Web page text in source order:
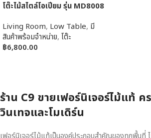
โต๊ะไม้สไตล์โอเปียม รุ่น MD8008
Living Room, Low Table, มี
สินค้าพร้อมจำหน่าย, โต๊ะ
฿6,800.00
ร้าน C9 ขายเฟอร์นิเจอร์ไม้แท้
วินเทจและโมเดิร์น